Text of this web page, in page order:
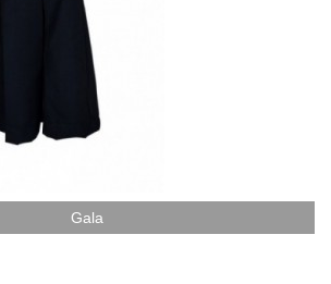
Gala